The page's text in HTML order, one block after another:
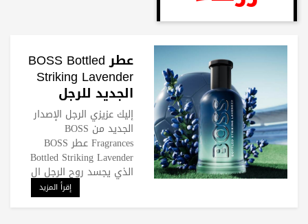
عطر BOSS Bottled
Striking Lavender
الجديد للرجل
الرياضي
إليك عزيزي الرجل الإصدار
الجديد من BOSS
Fragrances عطر BOSS
Bottled Striking Lavender
الذي يجسد روح الرجل ال
إقرأ المزيد